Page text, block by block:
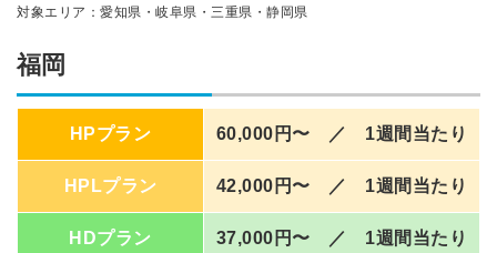
対象エリア：愛知県・岐阜県・三重県・静岡県
福岡
HPプラン 60,000円〜 ／ 1週間当たり
HPLプラン 42,000円〜 ／ 1週間当たり
HDプラン 37,000円〜 ／ 1週間当たり